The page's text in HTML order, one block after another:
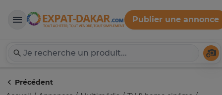
Expat-Dakar
Publier une annonce
Précédent